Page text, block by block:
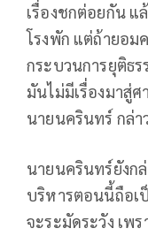
เรื่องชกต่อยกัน แ
โรงพัก แต่ถ้ายอม
กระบวนการยุติธ
มันไม่มีเรื่องมาสู่
นายนครินทร์ กล่า
นายนครินทร์ยังก
บริหารตอนนี้ถือเ
จะระมัดระวัง เพ